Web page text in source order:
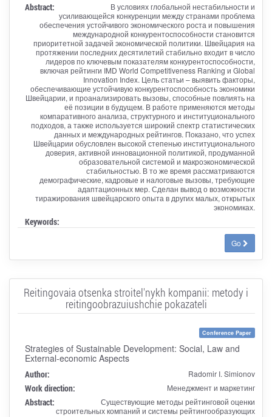
Abstract:
В условиях глобальной нестабильности и
усиливающейся конкуренции между странами проблема
обеспечения устойчивого экономического роста и повышения
международной конкурентоспособности становится
приоритетной задачей экономической политики. Швейцария на
протяжении последних десятилетий стабильно входит в число
лидеров по ключевым показателям конкурентоспособности,
включая рейтинги IMD World Competitiveness Ranking и Global
Innovation Index. Цель статьи – выявить факторы,
обеспечивающие устойчивую конкурентоспособность экономики
Швейцарии, и проанализировать вызовы, способные повлиять на
её позиции в будущем. В работе применяются методы
компаративного анализа, структурного и институционального
подходов, а также используется широкий спектр статистических
данных и международных рейтингов. Показано, что успех
Швейцарии обусловлен высокой степенью институционального
доверия, активной инновационной политикой, продуманной
образовательной системой и макроэкономической
стабильностью. В то же время рассматриваются
демографические, кадровые и налоговые вызовы, требующие
адаптационных мер. Сделан вывод о возможности
тиражирования швейцарского опыта в других малых, открытых
экономиках.
Keywords:
Go
Reitingovaia otsenka stroitel'nykh kompanii: metody i
reitingoobrazuiushchie pokazateli
Conference Paper
Strategies of Sustainable Development: Social, Law and
External-economic Aspects
Author: Radomir I. Simionov
Work direction: Менеджмент и маркетинг
Abstract:
Существующие методы рейтинговой оценки
строительных компаний и системы рейтингообразующих